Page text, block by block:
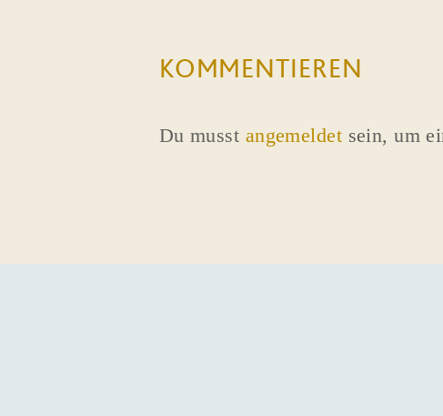
KOMMENTIEREN
Du musst angemeldet sein, um